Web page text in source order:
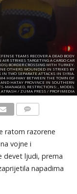
TEAMS RECOVER A DEAD BODY
STRIKES TARGETING A CARGO CAR
BORDER CROSSING WITH TURKEY.
OTHERS WOUNDED IN STRIKES BY
TWO SEPARATE ATTACKS IN SYRIA.
HIGHWAY BETWEEN THE TOWN OF
HATAY PROVINCE IN SOUTHERN
MANAGED, RESTRICTIONS: , MODEL
/ ZUMA PRESS / PROFIMEDIA
ratom razorene
vojne i
devet ljudi, prema
napadima